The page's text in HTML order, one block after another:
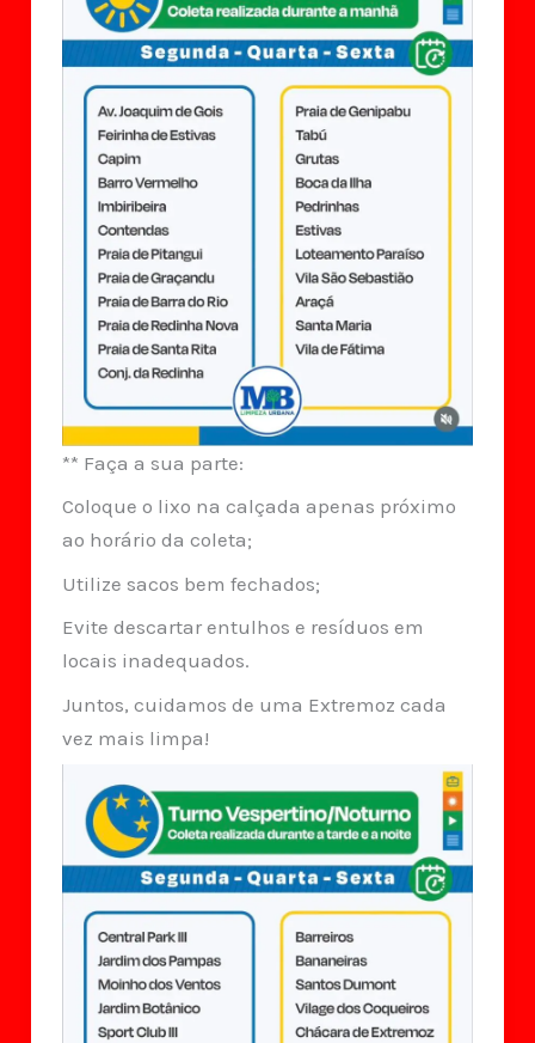
** Faça a sua parte:
Coloque o lixo na calçada apenas próximo
ao horário da coleta;
Utilize sacos bem fechados;
Evite descartar entulhos e resíduos em
locais inadequados.
Juntos, cuidamos de uma Extremoz cada
vez mais limpa!